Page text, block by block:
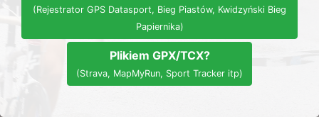
(Rejestrator GPS Datasport, Bieg Piastów, Kwidzyński Bieg
Papiernika)
Plikiem GPX/TCX?
(Strava, MapMyRun, Sport Tracker itp)